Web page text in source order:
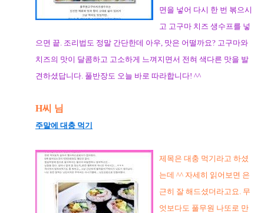
면을 넣어 다시 한 번 볶으시
고 고구마 치즈 생수프를 넣
으면 끝. 조리법도 정말 간단한데 아우, 맛은 어떨까요? 고구마와
치즈의 맛이 달콤하고 고소하게 느껴지면서 전혀 색다른 맛을 발
견하셨답니다. 풀반장도 오늘 바로 따라합니다! ^^
H씨 님
주말에 대충 먹기
제목은 대충 먹기라고 하셨
는데 ^^ 자세히 읽어보면 은
근히 잘 해드셨더라고요. 무
엇보다도 풀무원 나또로 만